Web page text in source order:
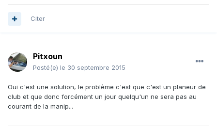
Citer
Pitxoun
Posté(e) le 30 septembre 2015
Oui c'est une solution, le problème c'est que c'est un planeur de
club et que donc forcément un jour quelqu'un ne sera pas au
courant de la manip...